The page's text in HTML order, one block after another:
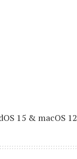
15 & macOS 12